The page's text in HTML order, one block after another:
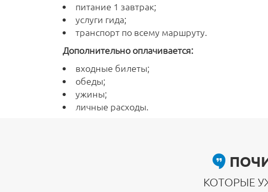
питание 1 завтрак;
услуги гида;
транспорт по всему маршруту.
Дополнительно оплачивается:
входные билеты;
обеды;
ужины;
личные расходы.
КОТОРЫЕ